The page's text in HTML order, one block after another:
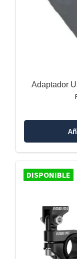
Adaptador
DISPONIBLE